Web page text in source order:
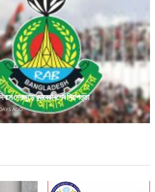
দেশজুড়ে র‌্যাবের বিশেষ নিরাপত্তা
AGO